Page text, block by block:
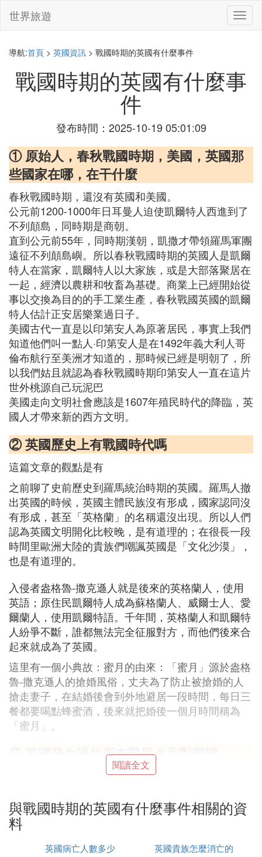
切
換
世界旅遊
導航:首頁 > 英國資訊 > 戰國時期的英國有什麼事件
戰國時期的英國有什麼事
件
發布時間：2025-10-19 05:01:09
① 原始人，春秋戰國時期，美國，英國那
些國家在哪，在干什麼
春秋戰國時期，還沒有英國和美國。
公元前1200-1000年日耳曼人迫使凱爾特人西進到了
不列顛島，同時期是商朝。
直到公元前55年，同時期漢朝，凱撒才帶領羅馬軍團
遠征不列顛島嶼。所以春秋戰國時期的英國人是凱爾
特人在當家，凱爾特人以大家族，或是大部落聚居在
一起，經濟以農耕和牧畜為基礎。商業上已經開始從
事以交換為目的的手工業生產，春秋戰國英國的凱爾
特人估計正安居樂業過日子。
美國古代一直是以印第安人為原著居民，事實上我們
知道他們叫一點人·印第安人是在1492年義大利人哥
倫布航行至美洲才知道的，那時候已經是明朝了，所
以我們姑且就認為春秋戰國時期印第安人一直在這片
世外桃源自己玩泥巴
美國走向文明社會應該是1607年殖民時代的降臨，英
國人才帶來新的西方文明。
② 英國歷史上有戰國時代嗎
這篇文章的觀點是有
之前聊了史前歷史到羅馬統治時期的英國。羅馬人撤
出英國的時候，英國主體民族沒有形成，國家認同沒
有形成，甚至「英格蘭」的名稱還沒出現。所以人們
認為英國文明開化比較晚，是有道理的；在很長一段
時間里歐洲大陸的貴族們嘲諷英國是「文化沙漠」，
也是有道理的。
入侵者盎格魯-撒克遜人就是後來的英格蘭人，使用
英語；原住民凱爾特人成為蘇格蘭人、威爾士人、愛
爾蘭人，使用凱爾特語。千年間，英格蘭人和凱爾特
人紛爭不斷，誰都無法完全征服對方，而他們後來合
起來就成為了英國。
這里有一個小典故：蜜月的由來：「蜜月」源於盎格
魯-撒克遜人的搶婚風俗，丈夫為了防止被搶婚的人
搶走妻子，在結婚後會到外地避居一段時間，每日三
餐都要喝點蜂蜜酒，後來就把婚後一個月時間稱為
「蜜月」。
③ 英國發生過的所有戰爭名和對戰國
百年戰爭 英法之間對於統治地位和法國大西洋沿岸
與西班牙無敵艦隊的海戰 英國西班牙之間對海洋控
制權的爭奪 英國勝
與荷蘭的海戰 英荷之間對海洋控制權的爭奪 英國勝
三十年戰爭 宗教戰爭，天主教對新教的戰爭 英國法
閱讀全文
與戰國時期的英國有什麼事件相關的資
料
英國病亡人數多少
英國貴族怎麼消亡的